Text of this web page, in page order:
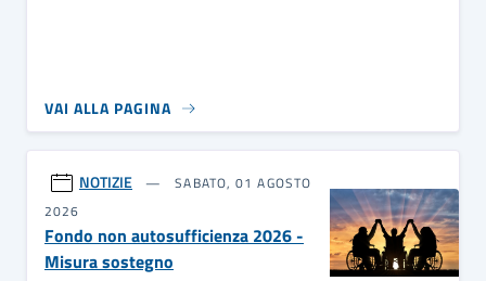
VAI ALLA PAGINA
NOTIZIE
SABATO, 01 AGOSTO
2026
Fondo non autosufficienza 2026 -
Misura sostegno